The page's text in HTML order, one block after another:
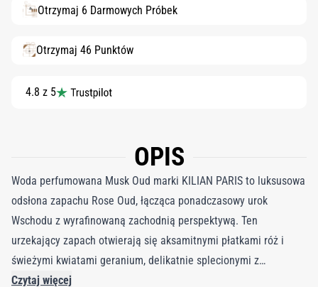
Otrzymaj 6 Darmowych Próbek
Otrzymaj 46 Punktów
4.8 z 5
OPIS
Woda perfumowana Musk Oud marki KILIAN PARIS to luksusowa
odsłona zapachu Rose Oud, łącząca ponadczasowy urok
Wschodu z wyrafinowaną zachodnią perspektywą. Ten
urzekający zapach otwierają się aksamitnymi płatkami róż i
świeżymi kwiatami geranium, delikatnie splecionymi z
delikatnym ciepłem jedwabistego piżma i wyrafinowaną
Czytaj więcej